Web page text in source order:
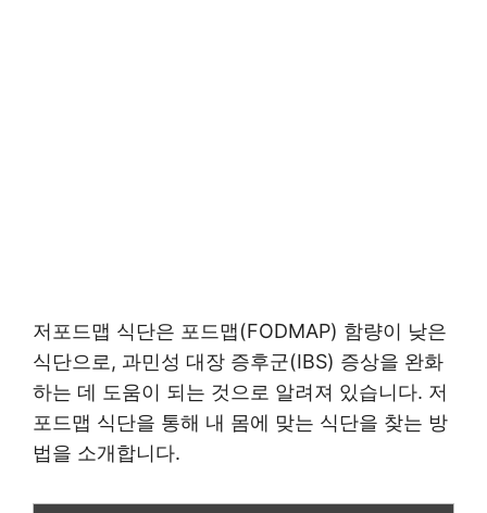
저포드맵 식단은 포드맵(FODMAP) 함량이 낮은
식단으로, 과민성 대장 증후군(IBS) 증상을 완화
하는 데 도움이 되는 것으로 알려져 있습니다. 저
포드맵 식단을 통해 내 몸에 맞는 식단을 찾는 방
법을 소개합니다.